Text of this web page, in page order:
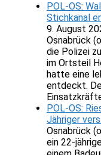
POL-OS:
Stichkanal
9. August
Osnabrück
die Polizei
im Ortsteil
hatte eine
entdeckt.
POL-OS:
Jähriger
Osnabrück
ein 22-